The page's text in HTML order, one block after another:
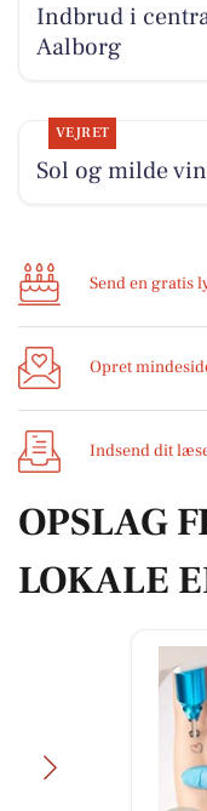
Indbrud i
Aalborg
VEJRET
Sol og milde
Send en gratis
Opret
Indsend dit
OPSLAG
LOKALE